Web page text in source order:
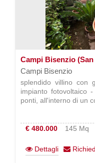
Campi Bisenzio
Campi Bisenzio
splendido villino con
impianto fotovoltaico
ponti, all'interno di un
€ 480.000 145 Mq
Dettagli